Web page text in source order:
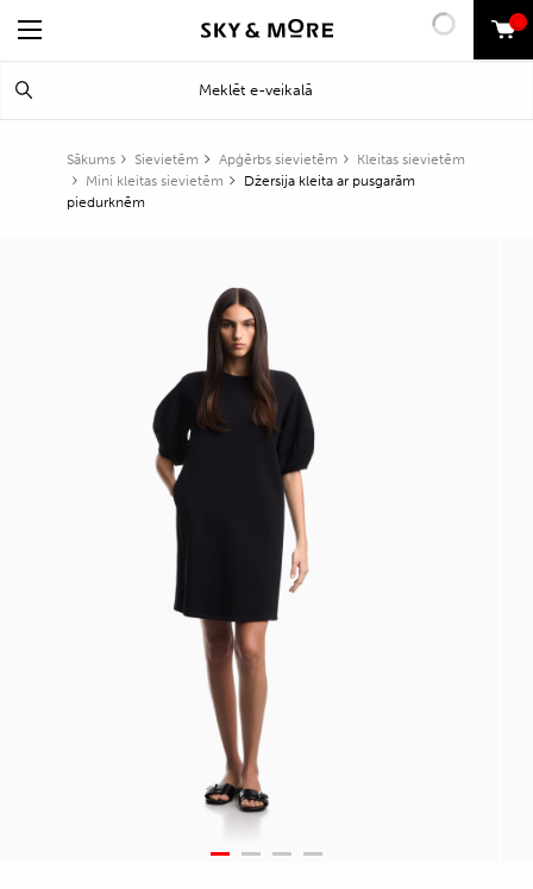
0
Sākums Sievietēm Apģērbs sievietēm
Kleitas sievietēm
Mini kleitas sievietēm
Džersija kleita ar pusgarām
piedurknēm